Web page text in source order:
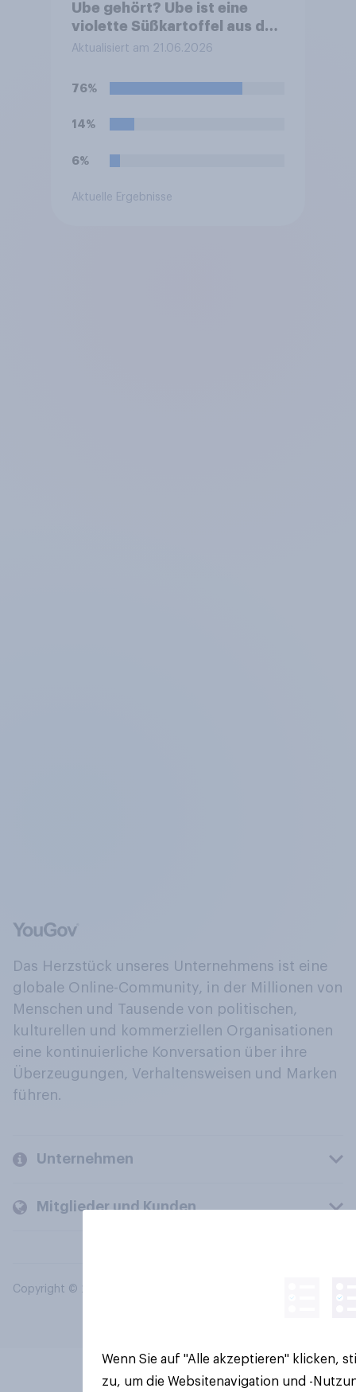
Ube gehört? Ube ist eine
violette Süßkartoffel aus den
Philippinen, die häufig zum
von Süßspeisen verwendet
Aktualisiert am 21.06.2026
76%
14%
6%
Aktuelle Ergebnisse
Das Herzstück unseres Unternehmens ist eine
globale Online-Community, in der Millionen von
Menschen und Tausende von politischen,
kulturellen und kommerziellen Organisationen
eine kontinuierliche Konversation über ihre
Überzeugungen, Verhaltensweisen und Marken
führen.
Unternehmen
Mitglieder und Kunden
Copyright © 2026 YouGov PLC. Alle Rechte vorbehalten.
Wenn Sie auf "Alle akzeptieren" klicken,
zu, um die Websitenavigation und -